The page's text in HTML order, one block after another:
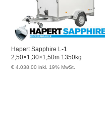
Hapert Sapphire L-1
2,50×1,30×1,50m 1350kg
€ 4.038,00 inkl. 19% MwSt.